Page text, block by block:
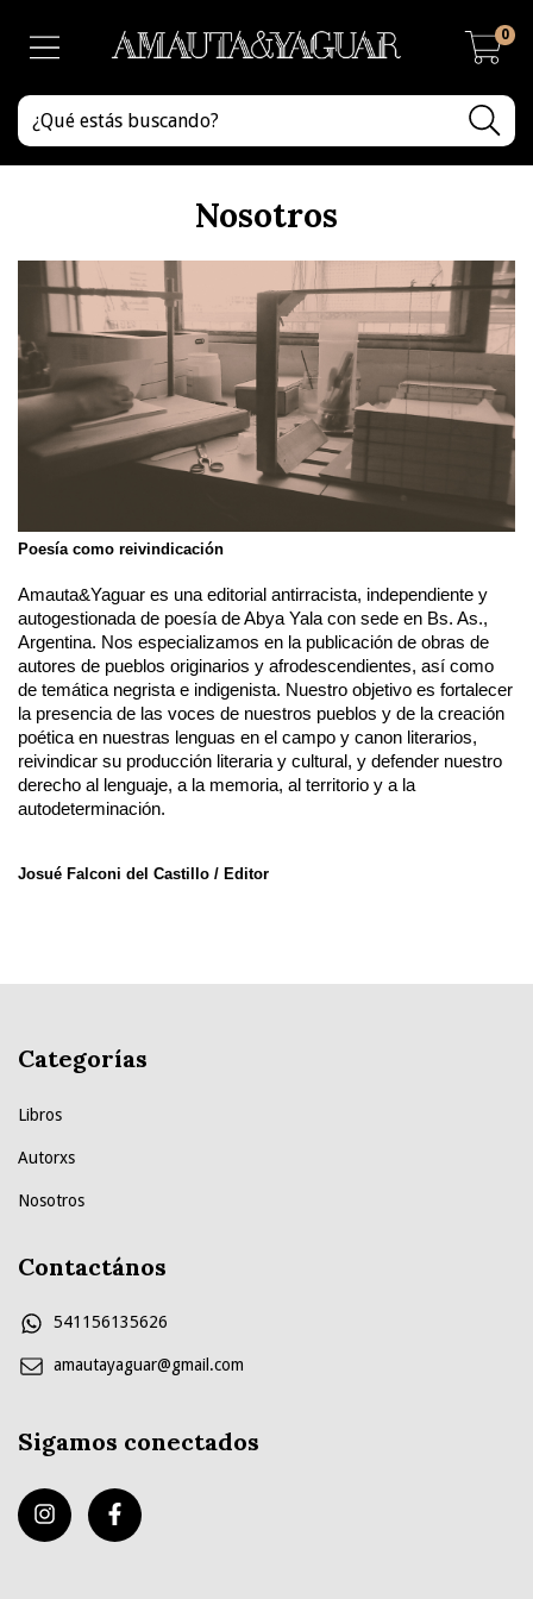
0
Nosotros
Poesía como reivindicación
Amauta&Yaguar es una editorial antirracista, independiente y
autogestionada de poesía de Abya Yala con sede en Bs. As.,
Argentina. Nos especializamos en la publicación de obras de
autores de pueblos originarios y afrodescendientes, así como
de temática negrista e indigenista. Nuestro objetivo es fortalecer
la presencia de las voces de nuestros pueblos y de la creación
poética en nuestras lenguas en el campo y canon literarios,
reivindicar su producción literaria y cultural, y defender nuestro
derecho al lenguaje, a la memoria, al territorio y a la
autodeterminación.
Josué Falconi del Castillo / Editor
Categorías
Libros
Autorxs
Nosotros
Contactános
541156135626
amautayaguar@gmail.com
Sigamos conectados